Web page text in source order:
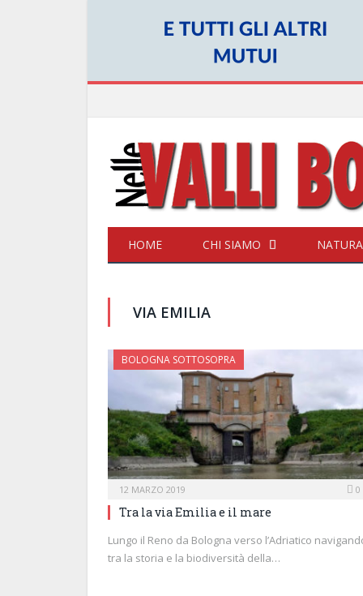
HOME CHI SIAMO NATURA
VIA EMILIA
BOLOGNA SOTTOSOPRA
12 MARZO 2019 0
Tra la via Emilia e il mare
Lungo il Reno da Bologna verso l’Adriatico
tra la storia e la biodiversità della…